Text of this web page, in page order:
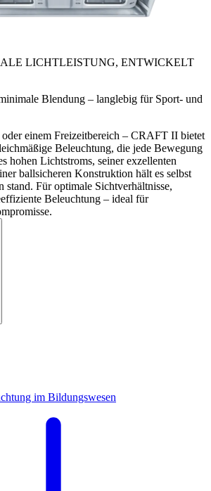
LICHTLEISTUNG, ENTWICKELT
Blendung – langlebig für Sport- und
einem Freizeitbereich – CRAFT II bietet
Beleuchtung, die jede Bewegung
hohen Lichtstroms, seiner exzellenten
ballsicheren Konstruktion hält es selbst
stand. Für optimale Sichtverhältnisse,
Beleuchtung – ideal für
im Bildungswesen